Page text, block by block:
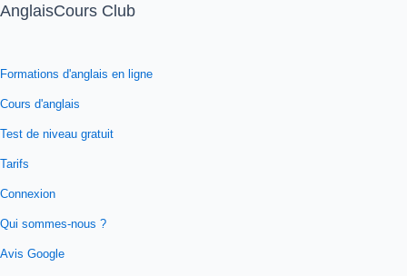
AnglaisCours Club
Formations d'anglais en ligne
Cours d'anglais
Test de niveau gratuit
Tarifs
Connexion
Qui sommes-nous ?
Avis Google